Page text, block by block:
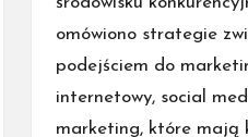
omówiono strategie
podejściem do
internetowy, social
marketing, które mają